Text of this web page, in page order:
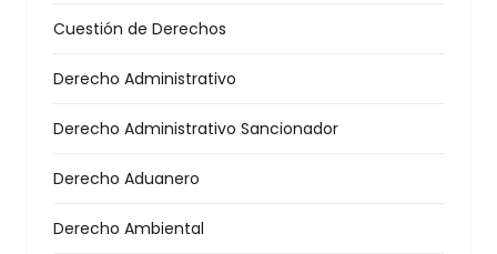
Cuestión de Derechos
Derecho Administrativo
Derecho Administrativo Sancionador
Derecho Aduanero
Derecho Ambiental